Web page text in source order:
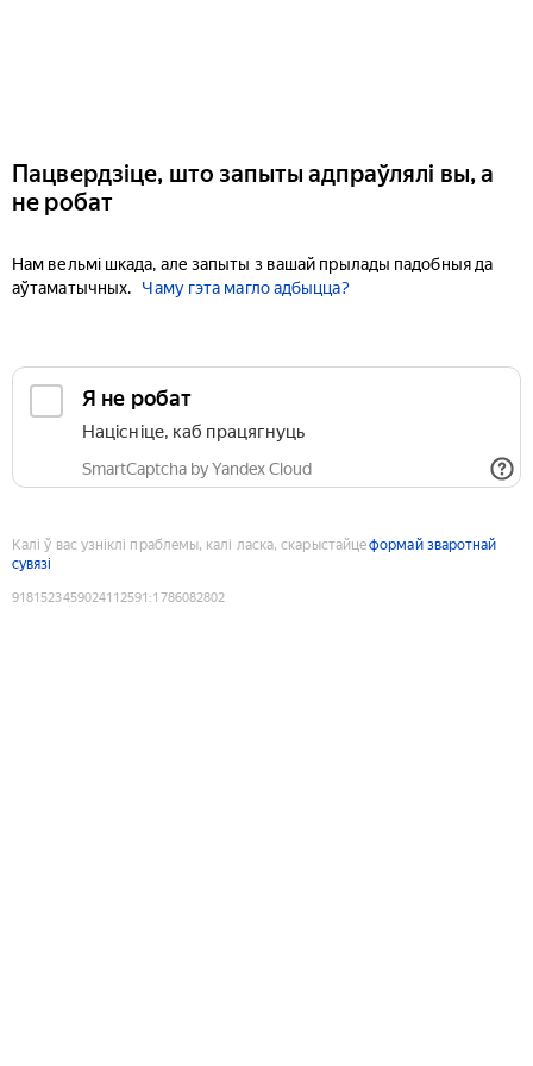
Пацвердзіце, што запыты адпраўлялі вы, а
не робат
Нам вельмі шкада, але запыты з вашай прылады падобныя да
аўтаматычных.
Чаму гэта магло адбыцца?
Я не робат
Націсніце, каб працягнуць
SmartCaptcha by Yandex Cloud
Калі ў вас узніклі праблемы, калі ласка, скарыстайцеформай зваротнай
сувязі
9181523459024112591 :1786082802